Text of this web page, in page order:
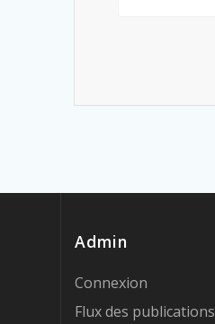
Admin
Connexion
Flux des publications